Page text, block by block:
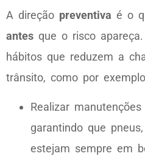
A direção preventiva é o
antes que o risco
hábitos que reduzem a
trânsito, como por
Realizar
garantindo que
estejam sempre em